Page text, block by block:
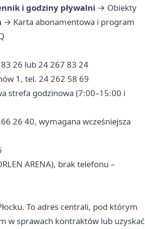
i godziny pływalni → Obiekty
→ Karta abonamentowa i program
26 lub 24 267 83 24
1, tel. 24 262 58 69
strefa godzinowa (7:00–15:00 i
26 40, wymagana wcześniejsza
ARENA), brak telefonu –
To adres centrali, pod którym
w sprawach kontraktów lub uzyskać